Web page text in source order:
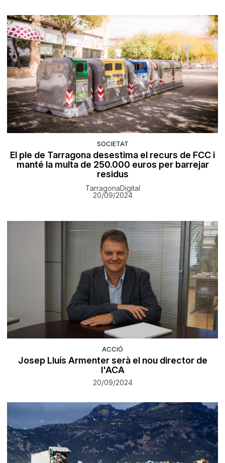
SOCIETAT
El ple de Tarragona desestima el recurs de FCC i
manté la multa de 250.000 euros per barrejar
residus
TarragonaDigital
20/09/2024
ACCIÓ
Josep Lluís Armenter serà el nou director de
l'ACA
20/09/2024